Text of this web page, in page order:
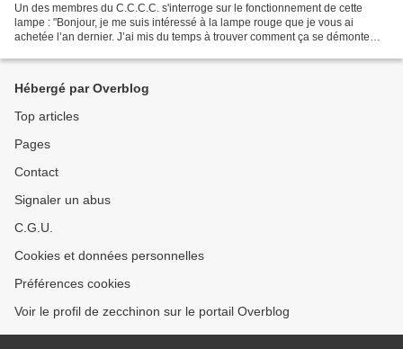
Un des membres du C.C.C.C. s'interroge sur le fonctionnement de cette
lampe : "Bonjour, je me suis intéressé à la lampe rouge que je vous ai
achetée l’an dernier. J’ai mis du temps à trouver comment ça se démonte…
Hébergé par Overblog
Top articles
Pages
Contact
Signaler un abus
C.G.U.
Cookies et données personnelles
Préférences cookies
Voir le profil de zecchinon sur le portail Overblog